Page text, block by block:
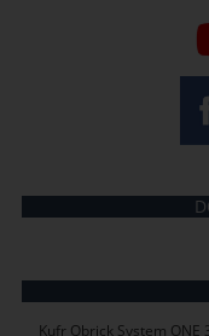
Kufr Qbrick System ONE